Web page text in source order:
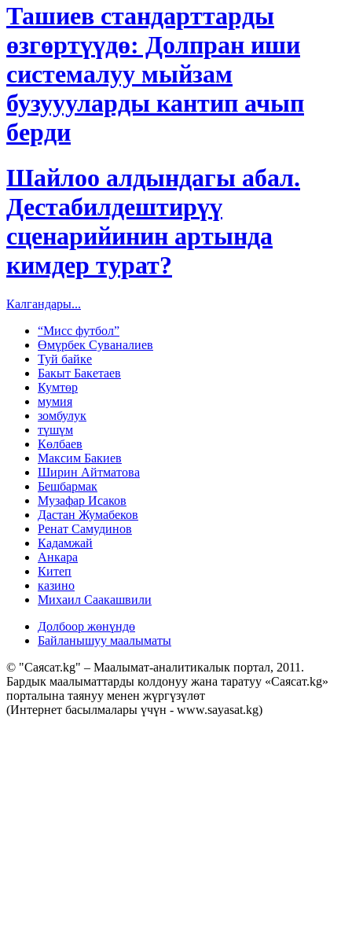
Ташиев стандарттарды
өзгөртүүдө: Долпран иши
системалуу мыйзам
бузуууларды кантип ачып
берди
Шайлоо алдындагы абал.
Дестабилдештирүү
сценарийинин артында
кимдер турат?
Калгандары...
“Мисс футбол”
Өмүрбек Суваналиев
Туй байке
Бакыт Бакетаев
Кумтөр
мумия
зомбулук
түшүм
Көлбаев
Максим Бакиев
Ширин Айтматова
Бешбармак
Музафар Исаков
Дастан Жумабеков
Ренат Самудинов
Кадамжай
Анкара
Китеп
казино
Михаил Саакашвили
Долбоор жөнүндө
Байланышуу маалыматы
© "Саясат.kg" – Маалымат-аналитикалык портал, 2011.
Бардык маалыматтарды колдонуу жана таратуу «Саясат.kg»
порталына таянуу менен жүргүзүлөт
(Интернет басылмалары үчүн - www.sayasat.kg)